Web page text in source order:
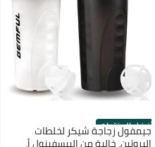
أفضل المنتجات
جيمفول زجاجة شيكر لخلطات